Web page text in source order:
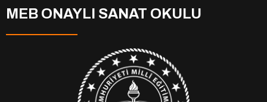
MEB ONAYLI SANAT OKULU